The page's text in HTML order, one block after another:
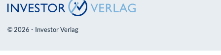
© 2026 - Investor Verlag